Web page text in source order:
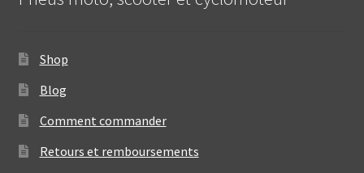
Shop
Blog
Comment commander
Retours et remboursements